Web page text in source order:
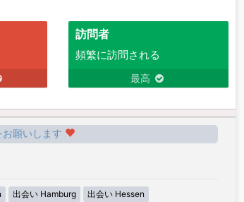
訪問者
頻繁に訪問される
最高
願いします
出会い Hamburg 出会い Hessen